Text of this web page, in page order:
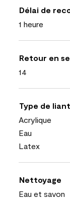
Délai de
1 heure
Retour en
14
Type de
Acrylique
Eau
Latex
Nettoyage
Eau et savon